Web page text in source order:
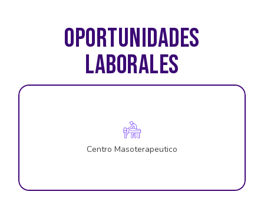
OPORTUNIDADES
LABORALES
Centro Masoterapeutico